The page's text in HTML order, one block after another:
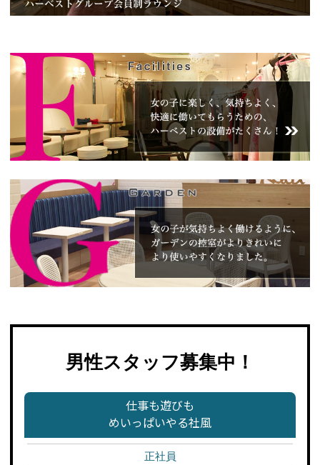
男性スタッフ募集中！
仕事も遊びも
めいっぱいやる社風
正社員